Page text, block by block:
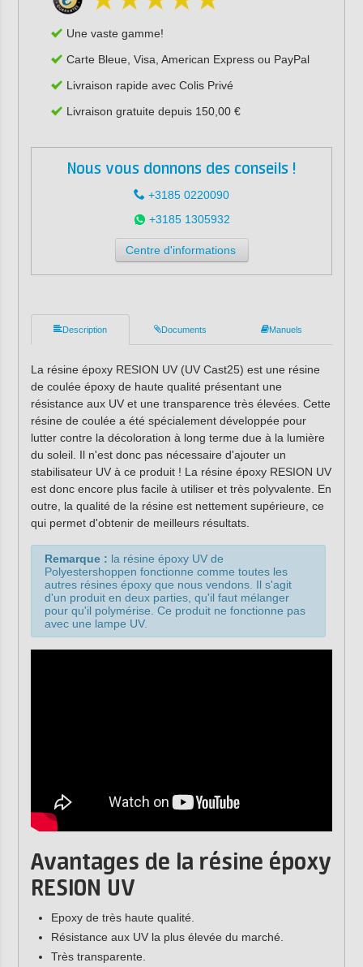
Une vaste gamme!
Carte Bleue, Visa, American Express ou PayPal
Livraison rapide avec Colis Privé
Livraison gratuite depuis 150,00 €
Nous vous donnons des conseils !
+3185 0220090
+3185 1305932
Centre d'informations
Description Documents Manuels
La résine époxy RESION UV (UV Cast25) est une résine
de coulée époxy de haute qualité présentant une
résistance aux UV et une transparence très élevées. Cette
résine de coulée a été spécialement développée pour
lutter contre la décoloration à long terme due à la lumière
du soleil. Il n'est donc pas nécessaire d'ajouter un
stabilisateur UV à ce produit ! La résine époxy RESION UV
est donc encore plus facile à utiliser et très polyvalente. En
outre, la qualité de la résine est nettement supérieure, ce
qui permet d'obtenir de meilleurs résultats.
Remarque : la résine époxy UV de
Polyestershoppen fonctionne comme toutes les
autres résines époxy que nous vendons. Il s'agit
d'un produit en deux parties, qu'il faut mélanger
pour qu'il polymérise. Ce produit ne fonctionne pas
avec une lampe UV.
Avantages de la résine époxy
RESION UV
Epoxy de très haute qualité.
Résistance aux UV la plus élevée du marché.
Très transparente.